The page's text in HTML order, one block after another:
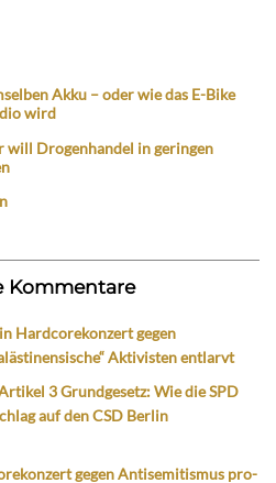
Akku – oder wie das E-Bike
wird
will Drogenhandel in geringen
Kommentare
Hardcorekonzert gegen
Aktivisten entlarvt
3 Grundgesetz: Wie die SPD
auf den CSD Berlin
gegen Antisemitismus pro-